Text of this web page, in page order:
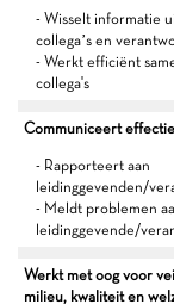
- Wisselt informatie
collega’s en
- Werkt efficiënt
collega's
Communiceert
- Rapporteert aan
leidinggevenden/
- Meldt problemen
leidinggevende/
Werkt met oog voor
milieu, kwaliteit en